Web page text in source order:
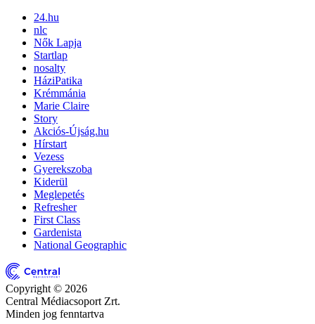
24.hu
nlc
Nők Lapja
Startlap
nosalty
HáziPatika
Krémmánia
Marie Claire
Story
Akciós-Újság.hu
Hírstart
Vezess
Gyerekszoba
Kiderül
Meglepetés
Refresher
First Class
Gardenista
National Geographic
Copyright © 2026
Central Médiacsoport Zrt.
Minden jog fenntartva